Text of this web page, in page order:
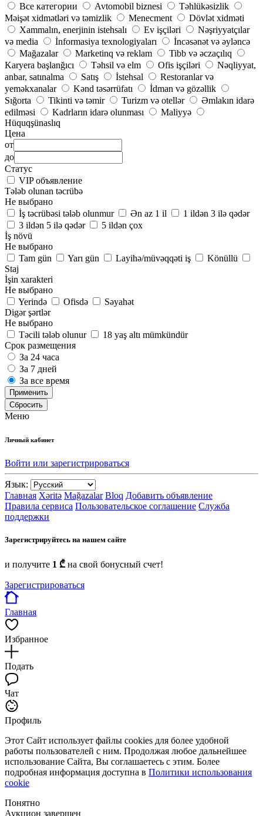
Все категории
Avtomobil biznesi
Təhlükəsizlik
Məişət xidmətləri və təmizlik
Menecment
Dövlət xidməti
Xammalın, enerjinin istehsalı
Ev işçiləri
Nəşriyyatçılar
və media
İnformasiya texnologiyaları
İncəsənət və əyləncə
Mağazalar
Marketinq və reklam
Tibb və əczaçılıq
Karyera başlanğıcı
Təhsil və elm Ofis işçiləri
Nəqliyyat,
anbar, satınalma
Satış İstehsal
Restoranlar və
yeməkxanalar
Kənd təsərrüfatı
İdman və gözəllik
Sığorta
Tikinti və təmir Turizm və otellər
Əmlakın idarə
edilməsi
Kadrların idarə olunması
Maliyyə
Hüquqşünaslıq
Цена
от
до
Статус
VIP объявление
Tələb olunan təcrübə
Не выбрано
İş təcrübəsi tələb olunmur
Ən az 1 il
1 ildən 3 ilə qədər
3 ildən 5 ilə qədər
5 ildən çox
İş növü
Не выбрано
Tam gün
Yarı gün Layihə/müvəqqəti iş
Könüllü
Staj
İşin xarakteri
Не выбрано
Yerində
Ofisdə
Səyahət
Digər şərtlər
Не выбрано
Təcili tələb olunur
18 yaş altı mümkündür
Срок размещения
За 24 часа
За 7 дней
За все время
Применить
Сбросить
Меню
Личный кабинет
Войти или зарегистрироваться
Язык:
Главная Xəritə Mağazalar Bloq Добавить объявление
Правила сервиса Пользовательское соглашение Служба
поддержки
Зарегистрируйтесь на нашем сайте
и получите 1 ₾ на свой бонусный счет!
Зарегистрироваться
Главная
Избранное
Подать
Чат
Профиль
Этот Сайт использует файлы cookies для более удобной
работы пользователей с ним. Продолжая любое дальнейшее
использование Сайта, Вы соглашаетесь с этим. Более
подробная информация доступна в Политики использования
cookie
Понятно
Аукцион завершен